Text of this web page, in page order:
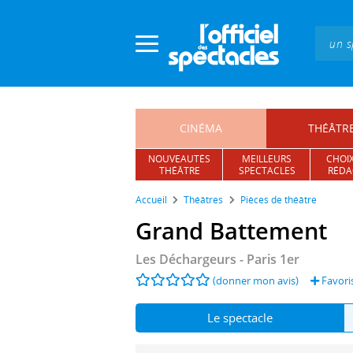
CINÉMA
NOUVEAUTÉS
THÉÂTRE
MEILLEURS
SPECTACLES
Accueil Théâtres Pièces de théâtre
Grand Battement
Les Déchargeurs - Paris 1er
(donner mon avis)
Le spectacle